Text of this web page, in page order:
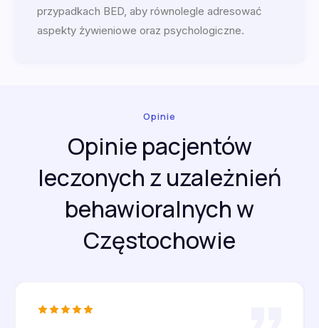
przypadkach BED, aby równolegle adresować
aspekty żywieniowe oraz psychologiczne.
Opinie
Opinie pacjentów
leczonych z uzależnień
behawioralnych w
Częstochowie